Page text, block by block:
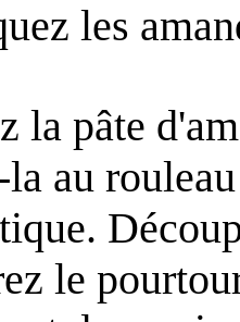
les
la pâte
au
le